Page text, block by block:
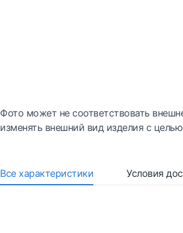
Фото может не соответствовать
изменять внешний вид изделия с
Все характеристики Условия